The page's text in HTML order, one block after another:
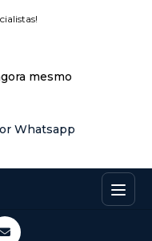
mesmo
Whatsapp